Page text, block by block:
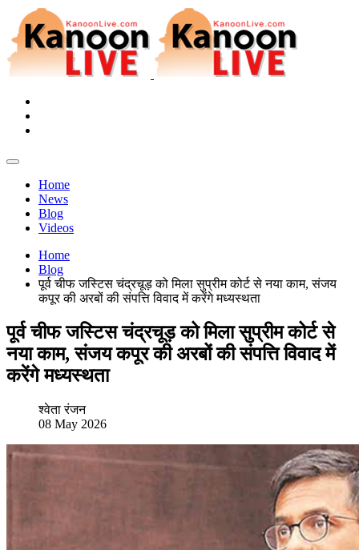
Home
News
Blog
Videos
Home
Blog
पूर्व चीफ जस्टिस चंद्रचूड़ को मिला सुप्रीम कोर्ट से नया काम, संजय
कपूर की अरबों की संपत्ति विवाद में करेंगे मध्यस्थता
पूर्व चीफ जस्टिस चंद्रचूड़ को मिला सुप्रीम कोर्ट से
नया काम, संजय कपूर की अरबों की संपत्ति विवाद में
करेंगे मध्यस्थता
श्वेता रंजन
08 May 2026